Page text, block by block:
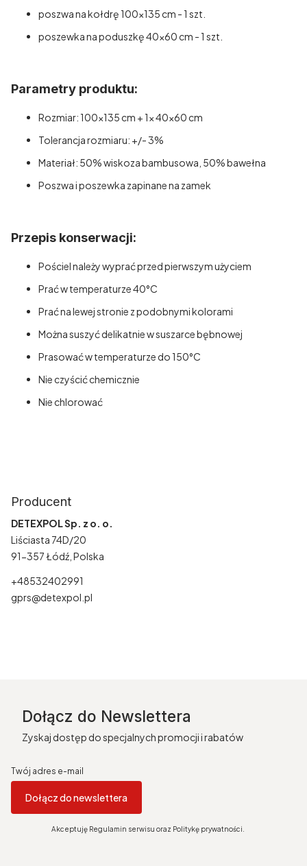
poszwa na kołdrę 100x135 cm - 1 szt.
poszewka na poduszkę 40x60 cm - 1 szt.
Parametry produktu:
Rozmiar: 100x135 cm + 1x 40x60 cm
Tolerancja rozmiaru: +/- 3%
Materiał: 50% wiskoza bambusowa, 50% bawełna
Poszwa i poszewka zapinane na zamek
Przepis konserwacji:
Pościel należy wyprać przed pierwszym użyciem
Prać w temperaturze 40°C
Prać na lewej stronie z podobnymi kolorami
Można suszyć delikatnie w suszarce bębnowej
Prasować w temperaturze do 150°C
Nie czyścić chemicznie
Nie chlorować
Producent
DETEXPOL Sp. z o. o.
Liściasta 74D/20
91-357 Łódź, Polska
+48532402991
gprs@detexpol.pl
Dołącz do Newslettera
Zyskaj dostęp do specjalnych promocji i rabatów
Twój adres e-mail
Dołącz do newslettera
Akceptuję Regulamin serwisu oraz Politykę prywatności.